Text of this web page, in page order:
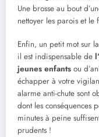
Une brosse au bout
nettoyer les parois et le
Enfin, un petit mot sur
il est indispensable de
jeunes enfants ou
échapper à votre
alarme anti-chute sont
dont les conséquences
minutes à peine
prudents !